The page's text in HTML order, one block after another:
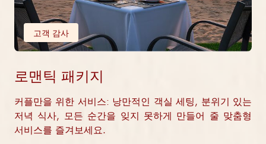
고객 감사
로맨틱 패키지
커플만을 위한 서비스: 낭만적인 객실 세팅, 분위기 있는
저녁 식사, 모든 순간을 잊지 못하게 만들어 줄 맞춤형
서비스를 즐겨보세요.